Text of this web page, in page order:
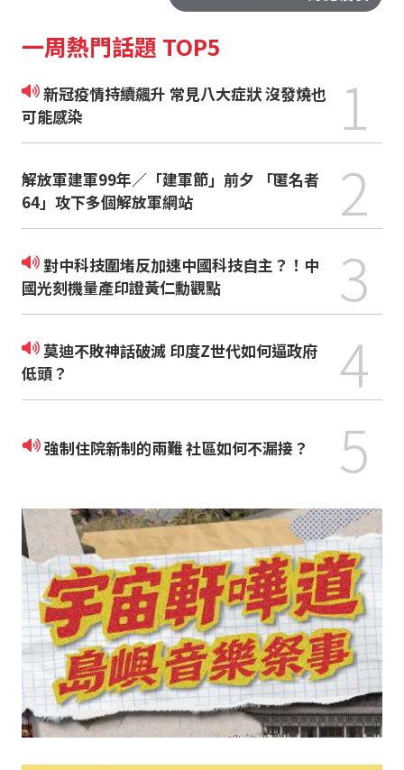
一周熱門話題 TOP5
新冠疫情持續飆升 常見八大症狀 沒發燒也
可能感染
1
解放軍建軍99年／「建軍節」前夕 「匿名者
64」攻下多個解放軍網站
2
對中科技圍堵反加速中國科技自主？！中
國光刻機量產印證黃仁勳觀點
3
莫迪不敗神話破滅 印度Z世代如何逼政府
低頭？
4
強制住院新制的兩難 社區如何不漏接？ 5